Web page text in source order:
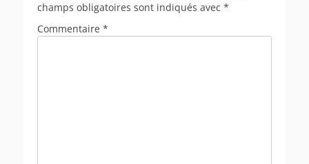
champs obligatoires sont indiqués avec *
Commentaire *